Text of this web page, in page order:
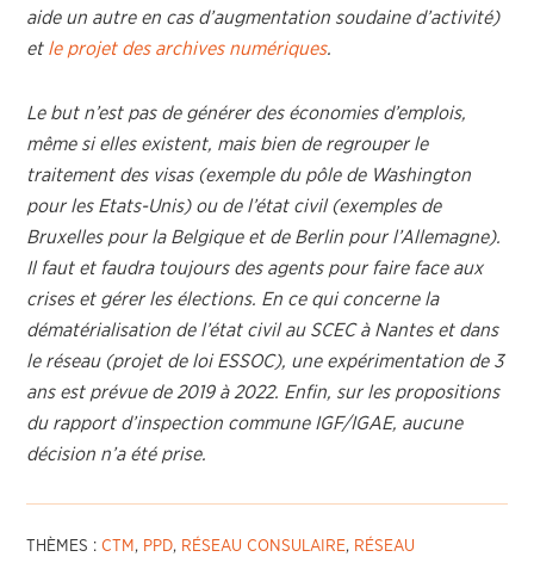
aide un autre en cas d’augmentation soudaine d’activité)
et le projet des archives numériques.
Le but n’est pas de générer des économies d’emplois,
même si elles existent, mais bien de regrouper le
traitement des visas (exemple du pôle de Washington
pour les Etats-Unis) ou de l’état civil (exemples de
Bruxelles pour la Belgique et de Berlin pour l’Allemagne).
Il faut et faudra toujours des agents pour faire face aux
crises et gérer les élections. En ce qui concerne la
dématérialisation de l’état civil au SCEC à Nantes et dans
le réseau (projet de loi ESSOC), une expérimentation de 3
ans est prévue de 2019 à 2022. Enfin, sur les propositions
du rapport d’inspection commune IGF/IGAE, aucune
décision n’a été prise.
THÈMES :CTM , PPD, RÉSEAU CONSULAIRE, RÉSEAU